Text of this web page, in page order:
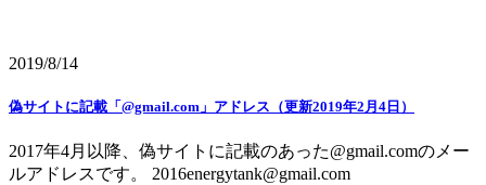
2019/8/14
偽サイトに記載「@gmail.com」アドレス（更新2019年2月4日）
2017年4月以降、偽サイトに記載のあった@gmail.comのメー
ルアドレスです。 2016energytank@gmail.com